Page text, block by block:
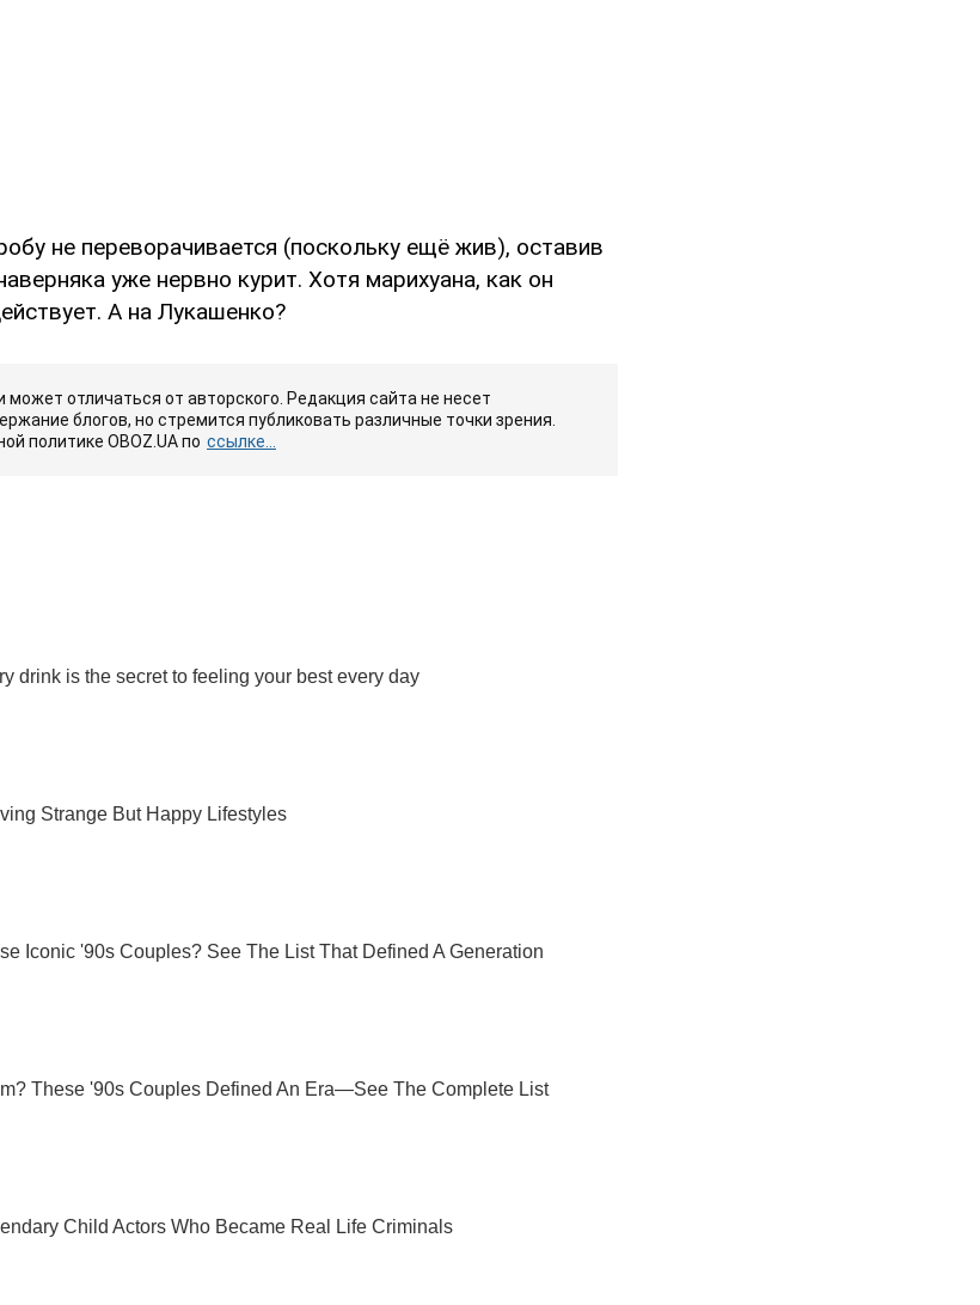
не переворачивается (поскольку ещё жив), оставив
уже нервно курит. Хотя марихуана, как он
А на Лукашенко?
может отличаться от авторского. Редакция сайта не несет
блогов, но стремится публиковать различные точки зрения.
политике OBOZ.UA по ссылке...